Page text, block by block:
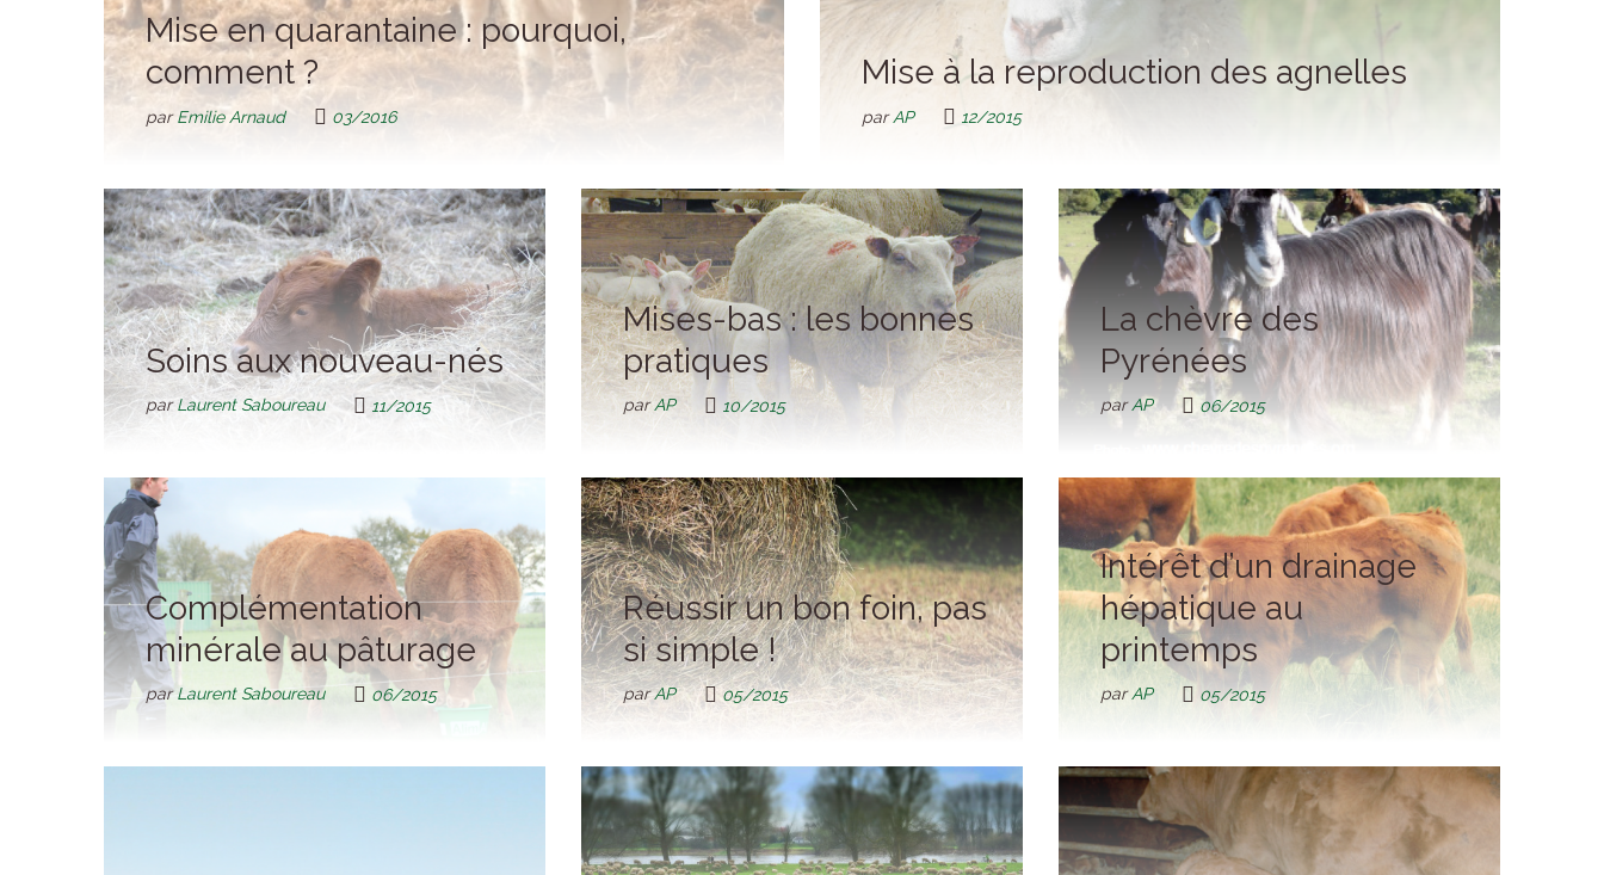
Mise en quarantaine : pourquoi,
comment ?
parEmilie Arnaud 03/2016
Mise à la reproduction des agnelles
parAP 12/2015
Soins aux nouveau-nés
parLaurent Saboureau 11/2015
Mises-bas : les bonnes
pratiques
parAP 10/2015
La chèvre des
Pyrénées
parAP 06/2015
Complémentation
minérale au pâturage
parLaurent Saboureau 06/2015
Réussir un bon foin, pas
si simple !
parAP 05/2015
Intérêt d’un drainage
hépatique au
printemps
parAP 05/2015